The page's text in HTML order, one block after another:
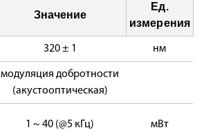
Значение
Ед.
измерения
320 ± 1 нм
модуляция добротности
(акустооптическая)
1 ~ 40 (@5 кГц) мВт